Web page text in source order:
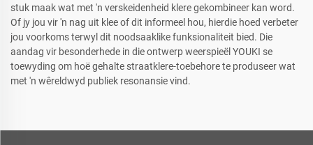
stuk maak wat met 'n verskeidenheid klere gekombineer kan word.
Of jy jou vir 'n nag uit klee of dit informeel hou, hierdie hoed verbeter
jou voorkoms terwyl dit noodsaaklike funksionaliteit bied. Die
aandag vir besonderhede in die ontwerp weerspieël YOUKI se
toewyding om hoë gehalte straatklere-toebehore te produseer wat
met 'n wêreldwyd publiek resonansie vind.